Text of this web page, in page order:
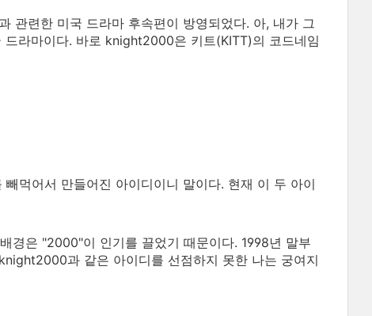
관련한 미국 드라마 후속편이 방영되었다. 아, 내가 그
라마이다. 바로 knight2000은 키트(KITT)의 코드네임
빼먹어서 만들어진 아이디이니 말이다. 현재 이 두 아이
경은 "2000"이 인기를 끌었기 때문이다. 1998년 말부
과 같은 아이디를 선점하지 못한 나는 궁여지